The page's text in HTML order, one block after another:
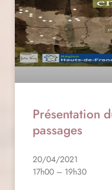
Présentation
passages
20/04/2021
17h00 – 19h30